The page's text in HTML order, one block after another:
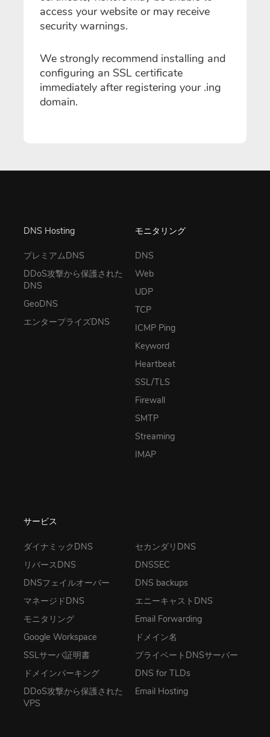
access your website or may receive
security warnings.
We strongly recommend installing and
configuring an SSL certificate
immediately after registering your .ing
domain.
DNS Hosting
プレミアムDNS
DDoS攻撃から保護された
DNS
GeoDNS
エンタープライズDNS
モニタリング
DNS
Web
UDP
TCP
ICMP Ping
Keyword
Heartbeat
SSL/TLS
Firewall
SMTP
Streaming
IMAP
サービス
ダイナミックDNS
リバースDNS
DNSフェイルオーバー
マネージドDNS
モニタリング
Google Workspace
SSLサーバ証明書
ドメインパーキング
DDoS攻撃から保護された
VPS
セカンダリDNS
DNSSEC
DNS backups
エニーキャストDNS
Email Forwarding
ドメイン名
プライベートDNSサーバー
DNS for TLDs
Email Hosting